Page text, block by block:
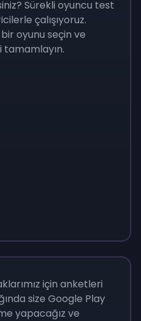
Sürekli oyuncu test
çalışıyoruz.
oyunu seçin ve
için anketleri
size Google Play
yapacağız ve